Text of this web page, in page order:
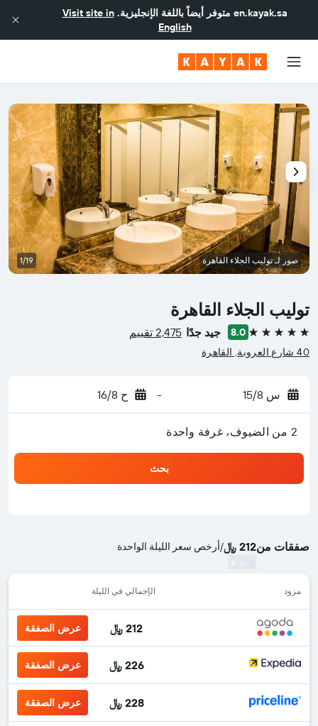
en.kayak.sa متوفر أيضاً باللغة الإنجليزية.Visit site in
English
توليب الجلاء القاهرة
5 نجوم 8.0 جيد جدًا 2,475 تقييم
40 شارع العروبة, القاهرة
س 15/8 - ح 16/8
2 من الضيوف، غرفة واحدة
بحث
صفقات من212 ﷼ /أرخص سعر الليلة الواحدة
مزود الإجمالي في الليلة
212 ﷼ عرض الصفقة
226 ﷼ عرض الصفقة
228 ﷼ عرض الصفقة
صور لـ توليب الجلاء القاهرة 1/19